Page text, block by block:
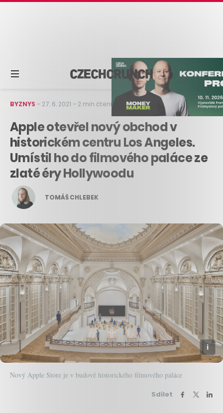
BYZNYS – 27. 6. 2021 – 2 min čtení
Apple otevřel nový obchod v
historickém centru Los Angeles.
Umístil ho do filmového paláce ze
zlaté éry Hollywoodu
TOMÁŠ CHLEBEK
Nový Apple Store je v budově historického filmového paláce
Sdílet